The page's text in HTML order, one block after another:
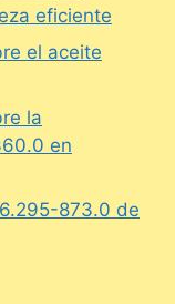
eficiente
el aceite
la
en
873.0 de